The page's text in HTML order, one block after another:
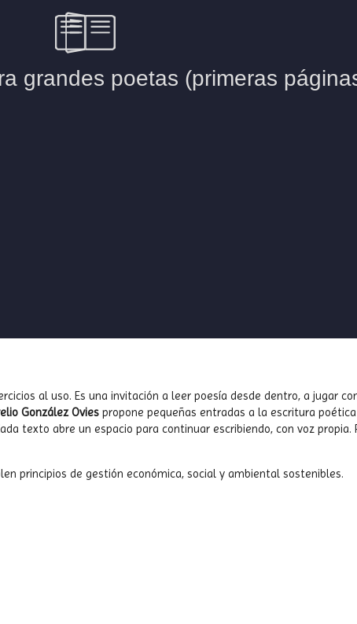
al uso. Es una invitación a leer poesía desde dentro, a jugar
González Ovies propone pequeñas entradas a la escritura
texto abre un espacio para continuar escribiendo, con voz propia.
principios de gestión económica, social y ambiental sostenibles.